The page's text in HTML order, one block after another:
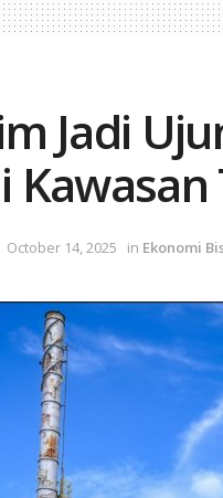
Jadi
October 14, 2025 in Ekonomi